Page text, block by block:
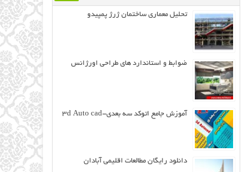
تحلیل معماری ساختمان ژرژ پمپیدو
ضوابط و استاندارد های طراحی اورژانس
آموزش جامع اتوکد سه بعدی-۳d Auto cad
دانلود رایگان مطالعات اقلیمی آبادان